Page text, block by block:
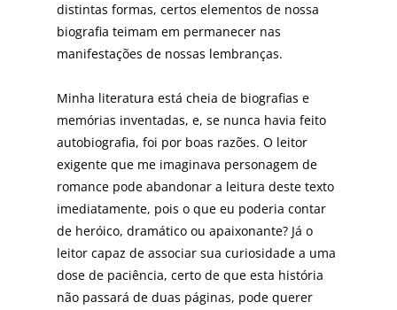
distintas formas, certos elementos de nossa
biografia teimam em permanecer nas
manifestações de nossas lembranças.
Minha literatura está cheia de biografias e
memórias inventadas, e, se nunca havia feito
autobiografia, foi por boas razões. O leitor
exigente que me imaginava personagem de
romance pode abandonar a leitura deste texto
imediatamente, pois o que eu poderia contar
de heróico, dramático ou apaixonante? Já o
leitor capaz de associar sua curiosidade a uma
dose de paciência, certo de que esta história
não passará de duas páginas, pode querer